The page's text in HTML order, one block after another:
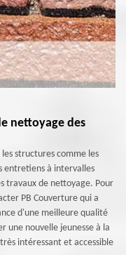
nettoyage des
structures comme les
entretiens à intervalles
travaux de nettoyage. Pour
PB Couverture qui a
d'une meilleure qualité
une nouvelle jeunesse à la
intéressant et accessible